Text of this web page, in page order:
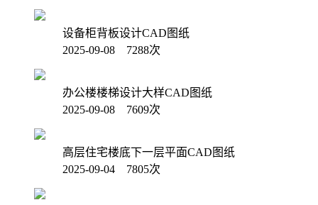
设备柜背板设计CAD图纸
2025-09-08 7288次
办公楼楼梯设计大样CAD图纸
2025-09-08 7609次
高层住宅楼底下一层平面CAD图纸
2025-09-04 7805次